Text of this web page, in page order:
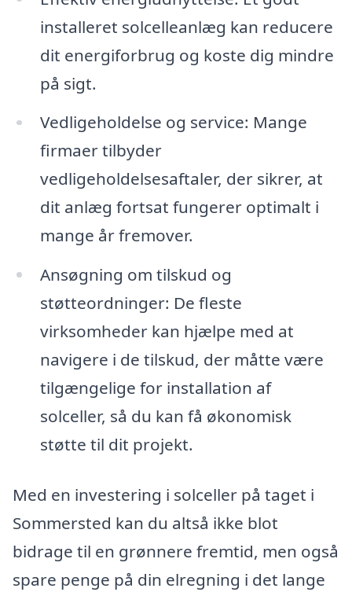
installeret solcelleanlæg kan reducere
dit energiforbrug og koste dig mindre
på sigt.
Vedligeholdelse og service: Mange
firmaer tilbyder
vedligeholdelsesaftaler, der sikrer, at
dit anlæg fortsat fungerer optimalt i
mange år fremover.
Ansøgning om tilskud og
støtteordninger: De fleste
virksomheder kan hjælpe med at
navigere i de tilskud, der måtte være
tilgængelige for installation af
solceller, så du kan få økonomisk
støtte til dit projekt.
Med en investering i solceller på taget i
Sommersted kan du altså ikke blot
bidrage til en grønnere fremtid, men også
spare penge på din elregning i det lange